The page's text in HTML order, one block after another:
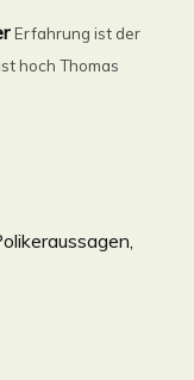
Erfahrung ist der
hoch Thomas